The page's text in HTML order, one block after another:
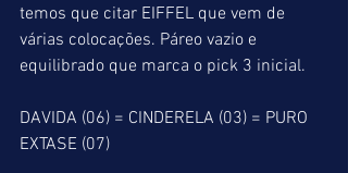
temos que citar EIFFEL que vem de
várias colocações. Páreo vazio e
equilibrado que marca o pick 3 inicial.
DAVIDA (06) = CINDERELA (03) = PURO
EXTASE (07)